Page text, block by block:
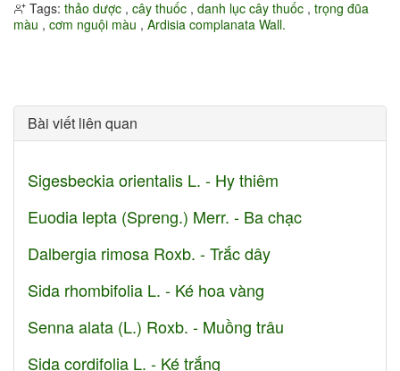
Tags: thảo dược , cây thuốc , danh lục cây thuốc , trọng đũa
màu , cơm nguội màu , Ardisia complanata Wall.
Bài viết liên quan
Sigesbeckia orientalis L. - Hy thiêm
Euodia lepta (Spreng.) Merr. - Ba chạc
Dalbergia rimosa Roxb. - Trắc dây
Sida rhombifolia L. - Ké hoa vàng
Senna alata (L.) Roxb. - Muồng trâu
Sida cordifolia L. - Ké trắng